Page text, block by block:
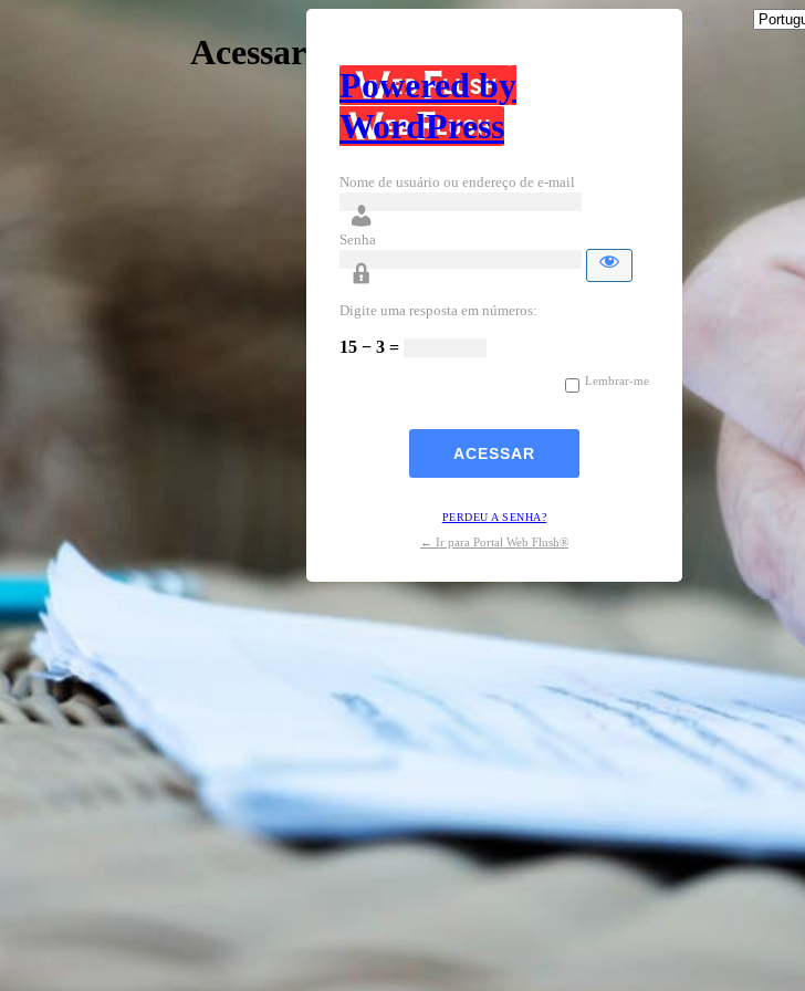
Acessar
Powered by
WordPress
Nome de usuário ou endereço de e-mail
Senha
Digite uma resposta em números:
15 − 3 =
Lembrar-me
PERDEU A SENHA?
← Ir para Portal Web Flush®